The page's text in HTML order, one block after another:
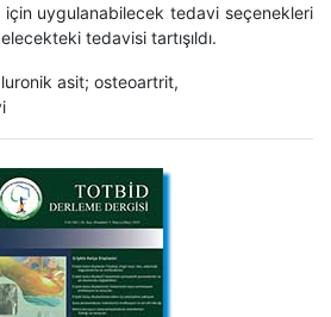
uygulanabilecek tedavi seçenekleri
tedavisi tartışıldı.
asit; osteoartrit,